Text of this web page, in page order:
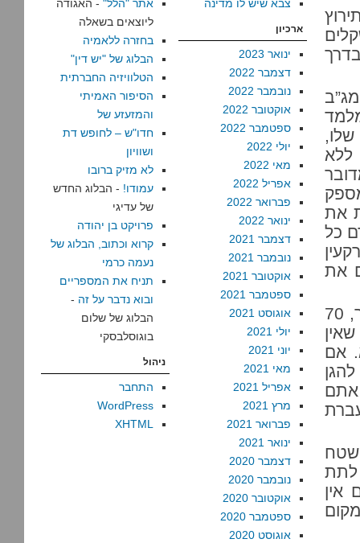
שקלים
שלו,
ללא
את
כל
את
אבל המתנה הזו מורכבת משני דברים. אחד מהם, כאמור, 70
אם
אתם
לתת
אין
צבא שיש לו מדינה
ארכיון
ינואר 2023
דצמבר 2022
נובמבר 2022
אוקטובר 2022
ספטמבר 2022
יולי 2022
מאי 2022
אפריל 2022
פברואר 2022
ינואר 2022
דצמבר 2021
נובמבר 2021
אוקטובר 2021
ספטמבר 2021
אוגוסט 2021
יולי 2021
יוני 2021
מאי 2021
אפריל 2021
מרץ 2021
פברואר 2021
ינואר 2021
דצמבר 2020
נובמבר 2020
אוקטובר 2020
ספטמבר 2020
אוגוסט 2020
אתר "הלל" - האגודה
ליוצאים בשאלה
בחזרה ללאמיה
הבלוג של "יש דין"
הטלוויזיה החברתית
הסיפור האמיתי
והמזעזע של
חדו"ש – לחופש דת
ושוויון
לא מזיק ברובו
עמודו! - הבלוג החדש
של עדיגי
פרויקט בן יהודה
קרוא וכתוב, הבלוג של
נעמה כרמי
תניח את המספריים
ובוא נדבר על זה -
הבלוג של שלום
בוגוסלבסקי
ניהול
התחבר
WordPress
XHTML